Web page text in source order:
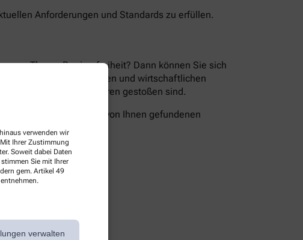
verwenden wir
Ihrer Zustimmung
Soweit dabei Daten
Sie mit Ihrer
gem. Artikel 49
entnehmen.
verwalten
Anforderungen und Standards zu erfüllen.
zum Thema Barrierefreiheit? Dann können Sie sich
Rahmen der technischen und wirtschaftlichen
Funktion Sie auf Barrieren gestoßen sind.
folgende Wege die von Ihnen gefundenen